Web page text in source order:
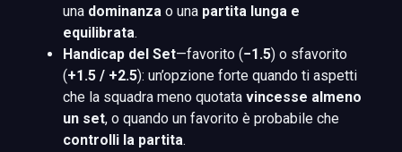
una dominanza o una partita lunga e
equilibrata.
Handicap del Set—favorito (−1.5) o sfavorito
(+1.5 / +2.5): un’opzione forte quando ti aspetti
che la squadra meno quotata vincesse almeno
un set, o quando un favorito è probabile che
controlli la partita.